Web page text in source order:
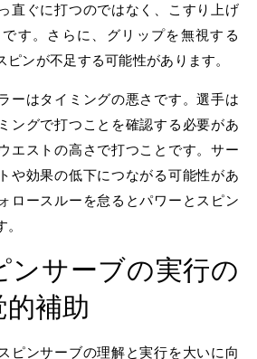
直ぐに打つのではなく、こすり上げ
す。さらに、グリップを無視する
ピンが不足する可能性があります。
ーはタイミングの悪さです。選手は
ングで打つことを確認する必要があ
エストの高さで打つことです。サー
や効果の低下につながる可能性があ
ロースルーを怠るとパワーとスピン
ンサーブの実行の
補助
ピンサーブの理解と実行を大いに向